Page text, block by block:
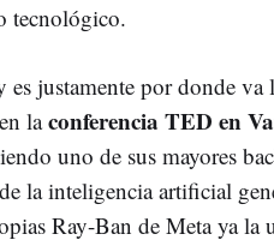
tecnológico.
es justamente por donde
laconferencia TED en
uno de sus mayores
la inteligencia artificial
Ray-Ban de Meta ya la